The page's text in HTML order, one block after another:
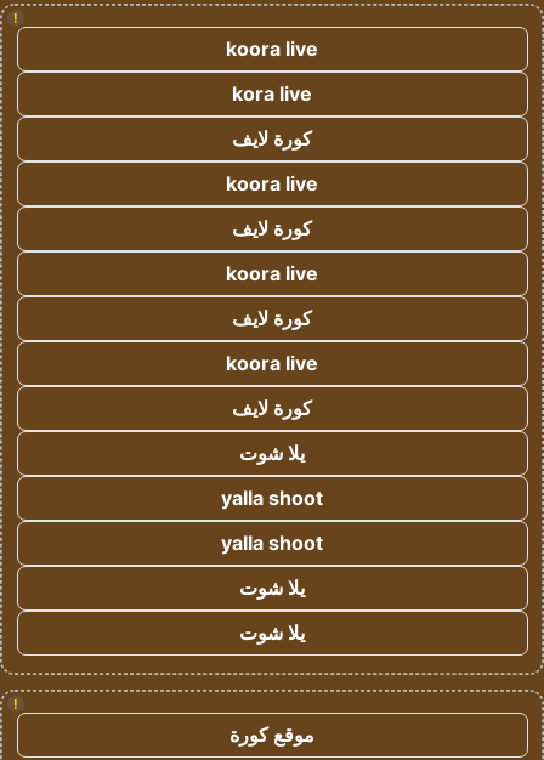
!
koora live
kora live
كورة لايف
koora live
كورة لايف
koora live
كورة لايف
koora live
كورة لايف
يلا شوت
yalla shoot
yalla shoot
يلا شوت
يلا شوت
!
موقع كورة